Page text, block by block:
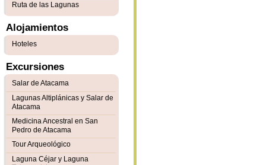
Ruta de las Lagunas
Alojamientos
Hoteles
Excursiones
Salar de Atacama
Lagunas Altiplánicas y Salar de
Atacama
Medicina Ancestral en San
Pedro de Atacama
Tour Arqueológico
Laguna Céjar y Laguna